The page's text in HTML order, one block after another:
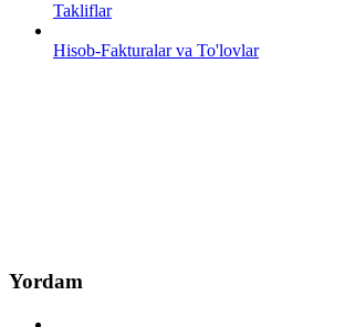
Takliflar
Hisob-Fakturalar va To'lovlar
Yordam